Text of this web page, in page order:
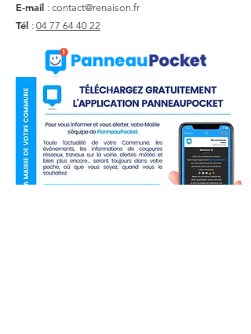
E-mail : contact@renaison.fr
Tél : 04 77 64 40 22